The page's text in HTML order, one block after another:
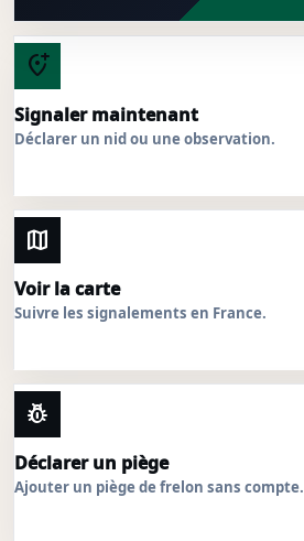
add_location_alt
Signaler maintenant
Déclarer un nid ou une observation.
map
Voir la carte
Suivre les signalements en France.
pest_control
Déclarer un piège
Ajouter un piège de frelon sans compte.